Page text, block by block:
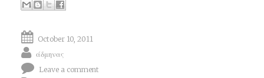
October 10, 2011
άδμηνας
Leave a comment